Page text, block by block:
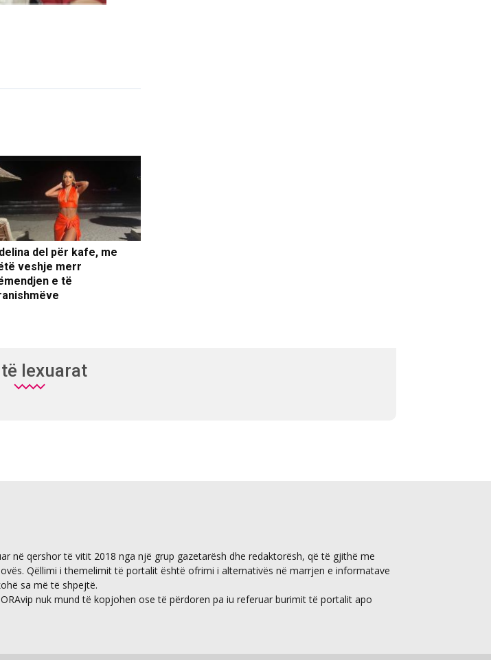
del për kafe, me
veshje merr
e të
lexuarat
në qershor të vitit 2018 nga një grup gazetarësh dhe redaktorësh, që të gjithë me
Qëllimi i themelimit të portalit është ofrimi i alternativës në marrjen e informatave
sa më të shpejtë.
nuk mund të kopjohen ose të përdoren pa iu referuar burimit të portalit apo